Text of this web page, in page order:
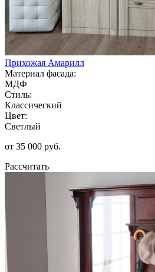
Прихожая Амарилл
Материал фасада:
МДФ
Стиль:
Классический
Цвет:
Светлый
от 35 000 руб.
Рассчитать